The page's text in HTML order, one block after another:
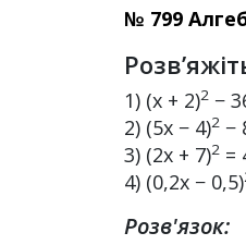
№ 799
1) (x + 2)2 −
2) (5x − 4)2 −
3) (2x + 7)2 =
4) (0,2x − 0,5)
Розв'язок: